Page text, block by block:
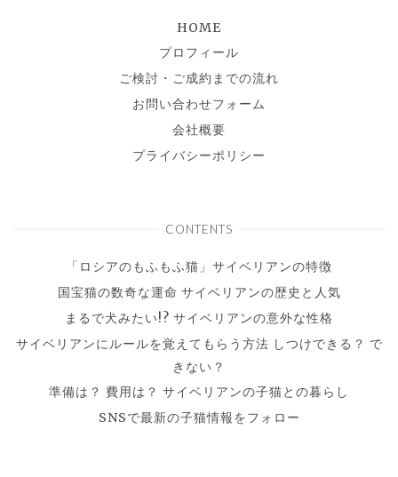
HOME
プロフィール
ご検討・ご成約までの流れ
お問い合わせフォーム
会社概要
プライバシーポリシー
CONTENTS
「ロシアのもふもふ猫」サイベリアンの特徴
国宝猫の数奇な運命 サイベリアンの歴史と人気
まるで犬みたい!? サイベリアンの意外な性格
サイベリアンにルールを覚えてもらう方法 しつけできる？ で
きない？
準備は？ 費用は？ サイベリアンの子猫との暮らし
SNSで最新の子猫情報をフォロー